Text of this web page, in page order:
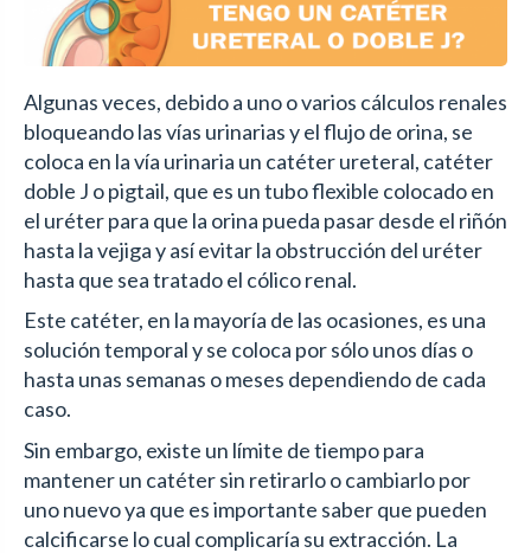
Algunas veces, debido a uno o varios cálculos renales
bloqueando las vías urinarias y el flujo de orina, se
coloca en la vía urinaria un catéter ureteral, catéter
doble J o pigtail, que es un tubo flexible colocado en
el uréter para que la orina pueda pasar desde el riñón
hasta la vejiga y así evitar la obstrucción del uréter
hasta que sea tratado el cólico renal.
Este catéter, en la mayoría de las ocasiones, es una
solución temporal y se coloca por sólo unos días o
hasta unas semanas o meses dependiendo de cada
caso.
Sin embargo, existe un límite de tiempo para
mantener un catéter sin retirarlo o cambiarlo por
uno nuevo ya que es importante saber que pueden
calcificarse lo cual complicaría su extracción. La